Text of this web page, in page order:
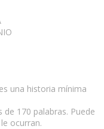
historia mínima
170 palabras. Puede
ocurran.